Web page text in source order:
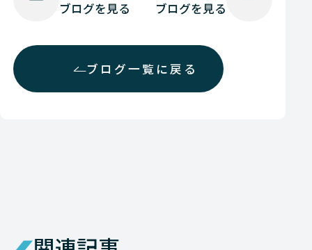
ブログを見る
ブログ一覧に戻る
ブログを見る